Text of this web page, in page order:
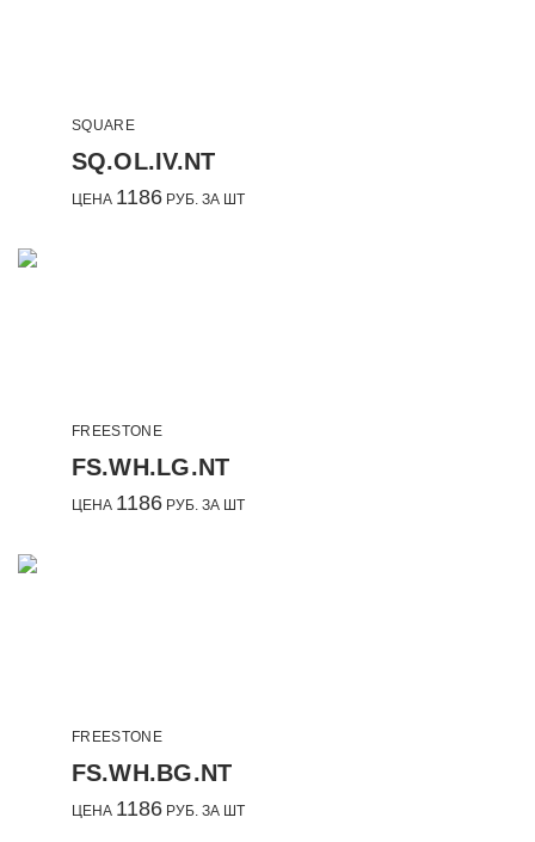
SQUARE
SQ.OL.IV.NT
ЦЕНА 1186РУБ. ЗА ШТ
FREESTONE
FS.WH.LG.NT
ЦЕНА 1186РУБ. ЗА ШТ
FREESTONE
FS.WH.BG.NT
ЦЕНА 1186РУБ. ЗА ШТ